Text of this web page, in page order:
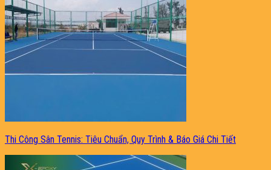
Thi Công Sân Tennis: Tiêu Chuẩn, Quy Trình & Báo Giá Chi Tiết